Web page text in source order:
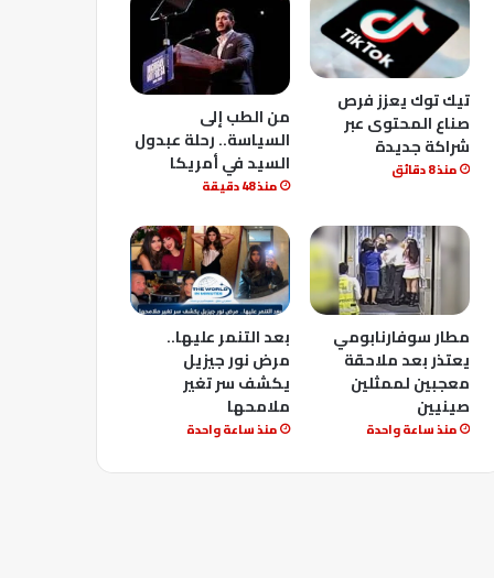
تيك توك يعزز فرص
صناع المحتوى عبر
شراكة جديدة
منذ 8 دقائق
من الطب إلى
السياسة.. رحلة عبدول
السيد في أمريكا
منذ 48 دقيقة
مطار سوفارنابومي
يعتذر بعد ملاحقة
معجبين لممثلين
صينيين
منذ ساعة واحدة
بعد التنمر عليها..
مرض نور جيزيل
يكشف سر تغير
ملامحها
منذ ساعة واحدة